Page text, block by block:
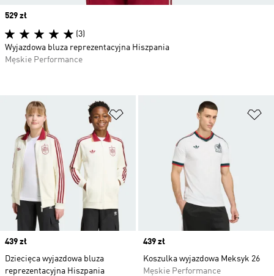
Dodaj do listy życzeń
Price
439 zł
Dziecięca wyjazdowa bluza
reprezentacyjna Hiszpania
Price
439 zł
Koszulka wyjazdowa Meksyk 26
Męskie Performance
Price
529 zł
(3)
Wyjazdowa bluza reprezentacyjna Hiszpania
Męskie Performance